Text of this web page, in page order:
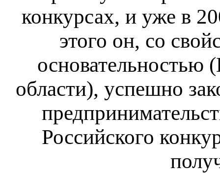
конкурсах, и уже в
этого он, со
основательностью
области), успешно
Российского